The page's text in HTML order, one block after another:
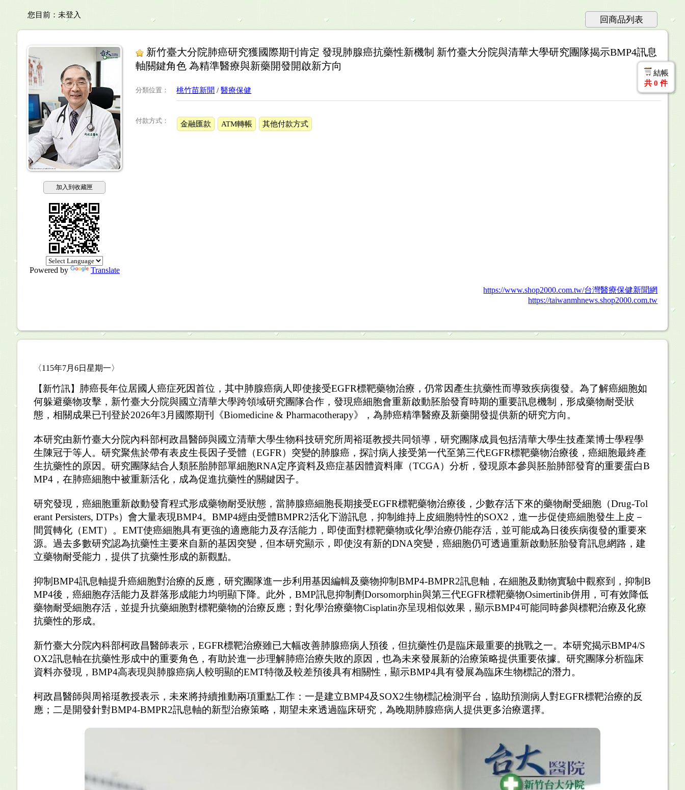
您目前： 未登入 回商品列表
加入到收藏匣
Powered by Translate
新竹臺大分院肺癌研究獲國際期刊肯定 發現肺腺癌抗藥性新機制 新竹臺大分院與清華大學研究團隊揭示BMP4訊息
軸關鍵角色 為精準醫療與新藥開發開啟新方向
分類位置 ： 桃竹苗新聞 /醫療保健
付款方式： 金融匯款 ATM轉帳 其他付款方式
https://www.shop2000.com.tw/台灣醫療保健新聞網
https://taiwanmhnews.shop2000.com.tw
結帳
共 0 件
〈115年7月6日星期一〉
【新竹訊】 肺癌長年位居國人癌症死因首位，其中肺腺癌病人即使接受EGFR標靶藥物治療，仍常因產生抗藥性而導致疾病復發。為了解癌細胞如
何躲避藥物攻擊，新竹臺大分院與國立清華大學跨領域研究團隊合作，發現癌細胞會重新啟動胚胎發育時期的重要訊息機制，形成藥物耐受狀
態，相關成果已刊登於2026年3 月國際期刊《Biomedicine & Pharmacotherapy》，為肺癌精準醫療及新藥開發提供新的研究方向。
本研究由新竹臺大分院內科部柯政昌醫師與國立清華大學生物科技研究所周裕珽教授共同領導，研究團隊成員包括清華大學生技產業博士學程學
生陳冠于等人。研究聚焦於帶有表皮生長因子受體（EGFR ）突變的肺腺癌，探討病人接受第一代至第三代EGFR標靶藥物治療後，癌細胞最終產
生抗藥性的原因。研究團隊結合人類胚胎肺部單細胞RNA定序資料及癌症基因體資料庫（TCGA ）分析，發現原本參與胚胎肺部發育的重要蛋白B
MP4，在肺癌細胞中被重新活化，成為促進抗藥性的關鍵因子。
研究發現， 癌細胞重新啟動發育程式形成藥物耐受狀態 ， 當肺腺癌細胞長期接受EGFR標靶藥物治療後，少數存活下來的藥物耐受細胞（Drug-Tol
erant Persisters, DTPs）會大量表現BMP4。 BMP4經由受體BMPR2活化下游訊息，抑制維持上皮細胞特性的SOX2 ，進一步促使癌細胞發生上皮－
間質轉化（EMT）。 EMT使癌細胞具有更強的適應能力及存活能力，即使面對標靶藥物或化學治療仍能存活，並可能成為日後疾病復發的重要來
源。過去多數研究認為抗藥性主要來自新的基因突變，但本研究顯示，即使沒有新的DNA突變，癌細胞仍可透過重新啟動胚胎發育訊息網路，建
立藥物耐受能力，提供了抗藥性形成的新觀點。
抑制 BMP4訊息軸提升癌細胞對治療的反應， 研究團隊進一步利用基因編輯及藥物抑制 BMP4-BMPR2訊息軸，在細胞及動物實驗中觀察到，抑制 B
MP4後，癌細胞存活能力及群落形成能力均明顯下降。此外， BMP訊息抑制劑Dorsomorphin與第三代EGFR標靶藥物Osimertinib併用，可有效降低
藥物耐受細胞存活，並提升抗藥細胞對標靶藥物的治療反應；對化學治療藥物Cisplatin亦呈現相似效果，顯示BMP4可能同時參與標靶治療及化療
抗藥性的形成。
新竹臺大分院內科部柯政昌醫師表示， EGFR標靶治療雖已大幅改善肺腺癌病人預後，但抗藥性仍是臨床最重要的挑戰之一。本研究揭示BMP4/S
OX2訊息軸在抗藥性形成中的重要角色，有助於進一步理解肺癌治療失敗的原因，也為未來發展新的治療策略提供重要依據。研究團隊分析臨床
資料亦發現， BMP4高表現與肺腺癌病人較明顯的EMT特徵及較差預後具有相關性，顯示BMP4具有發展為臨床生物標記的潛力。
柯政昌醫師與周裕珽教授表示，未來將持續推動兩項重點工作：一是建立BMP4及SOX2生物標記檢測平台，協助預測病人對EGFR標靶治療的反
應；二是開發針對BMP4-BMPR2訊息軸的新型治療策略，期望未來透過臨床研究，為晚期肺腺癌病人提供更多治療選擇。